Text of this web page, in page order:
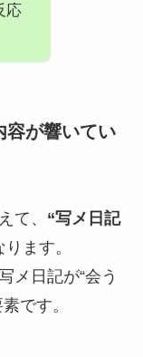
応
が響いてい
て、 “写メ日記
ます。
メ日記が“会う
です。